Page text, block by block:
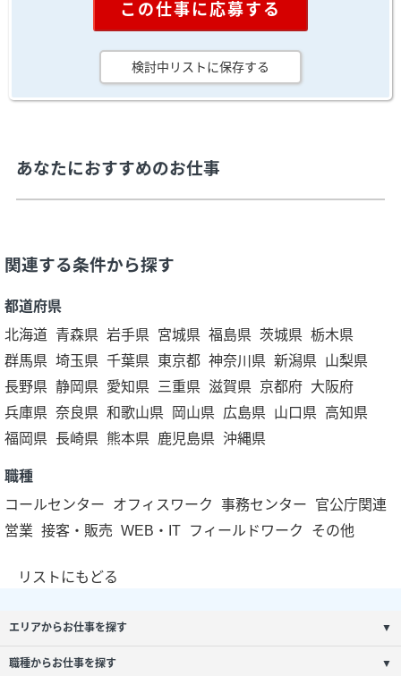
この仕事に応募する
検討中リストに保存する
あなたにおすすめのお仕事
関連する条件から探す
都道府県
北海道 青森県 岩手県 宮城県 福島県 茨城県 栃木県
群馬県 埼玉県 千葉県 東京都 神奈川県 新潟県 山梨県
長野県 静岡県 愛知県 三重県 滋賀県 京都府 大阪府
兵庫県 奈良県 和歌山県 岡山県 広島県 山口県 高知県
福岡県 長崎県 熊本県 鹿児島県 沖縄県
職種
コールセンター
オフィスワーク 事務センター
官公庁関連
営業 接客・販売 WEB・IT フィールドワーク その他
リストにもどる
エリアからお仕事を探す ▼
職種からお仕事を探す ▼